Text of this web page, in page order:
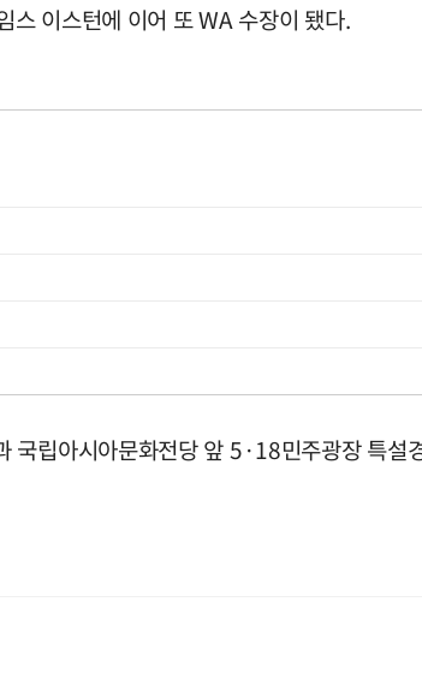
이스턴에 이어 또 WA 수장이 됐다.
립아시아문화전당 앞 5·18민주광장 특설